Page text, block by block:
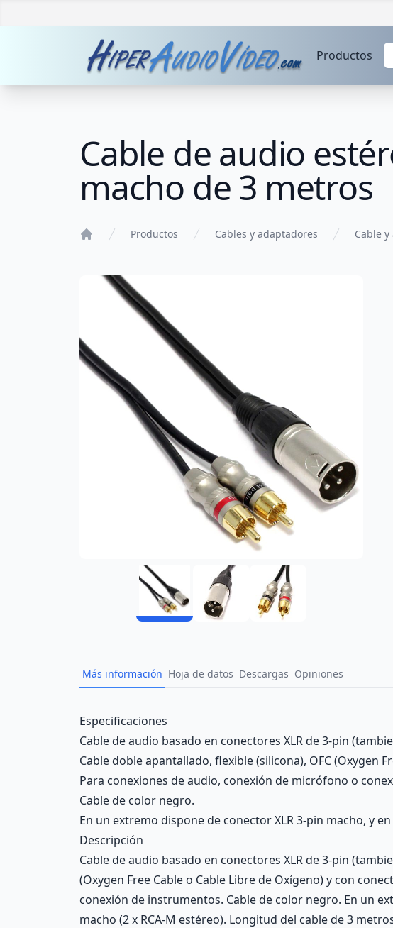
Productos
Cable de audio
macho de 3 metros
Productos Cables y adaptadores Cable
Más información Hoja de datos Descargas Opiniones
Description
Especificaciones
Cable de audio basado en conectores XLR de 3-pin
Cable doble apantallado, flexible (silicona), OFC (Oxygen
Para conexiones de audio, conexión de micrófono o
Cable de color negro.
En un extremo dispone de conector XLR 3-pin macho, y
Descripción
Cable de audio basado en conectores XLR de 3-pin
(Oxygen Free Cable o Cable Libre de Oxígeno) y con
conexión de instrumentos. Cable de color negro. En un
macho (2 x RCA-M estéreo). Longitud del cable de 3